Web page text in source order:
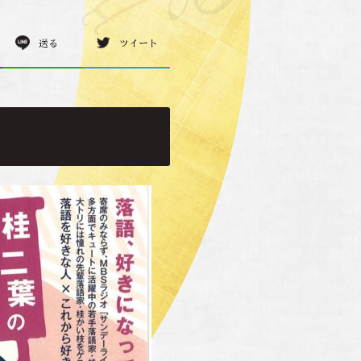
送る ツイート